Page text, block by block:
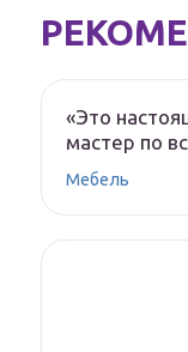
«Это
мастер по
Мебель